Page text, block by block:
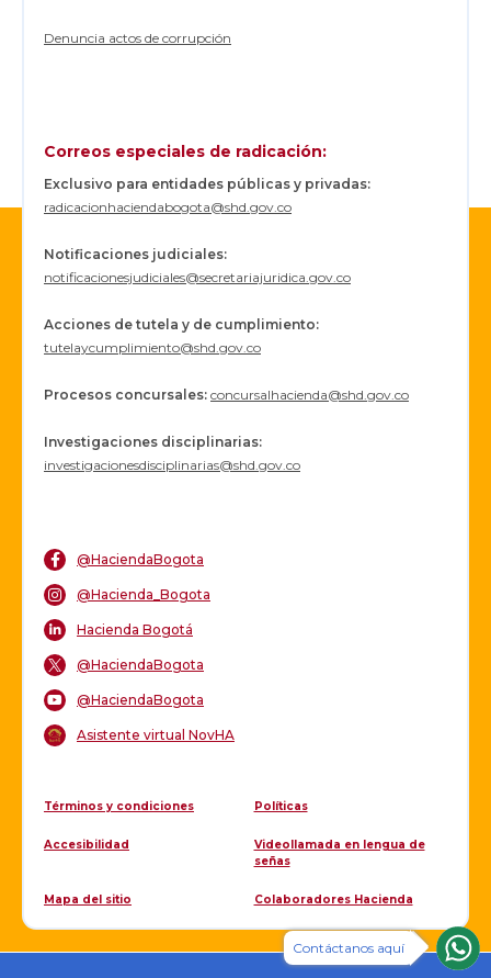
Denuncia actos de corrupción
Correos especiales de radicación:
Exclusivo para entidades públicas y privadas:
radicacionhaciendabogota@shd.gov.co
Notificaciones judiciales:
notificacionesjudiciales@secretariajuridica.gov.co
Acciones de tutela y de cumplimiento:
tutelaycumplimiento@shd.gov.co
Procesos concursales: concursalhacienda@shd.gov.co
Investigaciones disciplinarias:
investigacionesdisciplinarias@shd.gov.co
@HaciendaBogota
@Hacienda_Bogota
Hacienda Bogotá
@HaciendaBogota
@HaciendaBogota
Asistente virtual NovHA
Términos y condiciones Políticas
Accesibilidad
Videollamada en lengua de
señas
Mapa del sitio Colaboradores Hacienda
Contáctanos aquí